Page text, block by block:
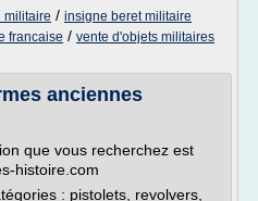
militaire / insigne beret militaire
francaise / vente d'objets militaires
anciennes
que vous recherchez est
histoire.com
: pistolets, revolvers,